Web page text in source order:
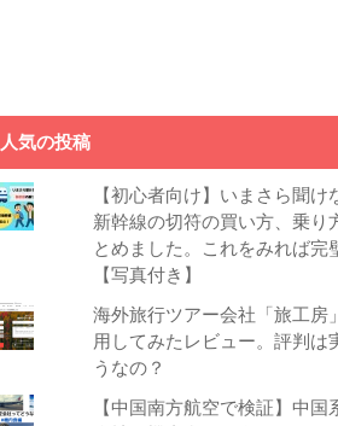
人気の投稿
【初心者向け】いまさら聞け
新幹線の切符の買い方、乗り
とめました。これをみれば完
【写真付き】
海外旅行ツアー会社「旅工房
用してみたレビュー。評判は
うなの？
【中国南方航空で検証】中国